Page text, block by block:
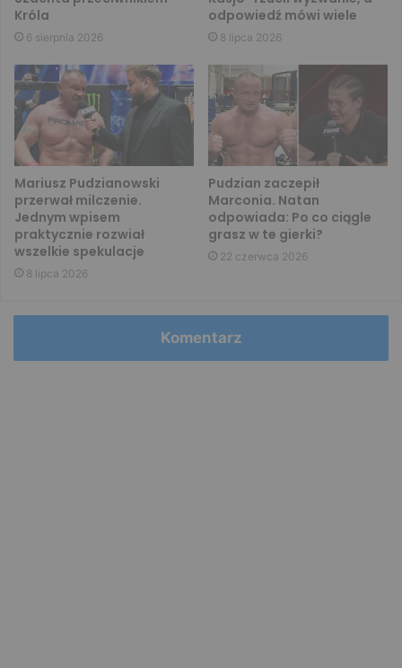
Króla
6 sierpnia 2026
odpowiedź mówi wiele
8 lipca 2026
Mariusz Pudzianowski
przerwał milczenie.
Jednym wpisem
praktycznie rozwiał
wszelkie spekulacje
8 lipca 2026
Pudzian zaczepił
Marconia. Natan
odpowiada: Po co ciągle
grasz w te gierki?
22 czerwca 2026
Komentarz